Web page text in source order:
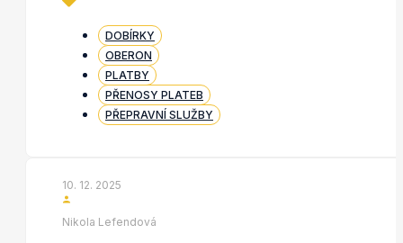
DOBÍRKY
OBERON
PLATBY
PŘENOSY PLATEB
PŘEPRAVNÍ SLUŽBY
10. 12. 2025
Nikola Lefendová